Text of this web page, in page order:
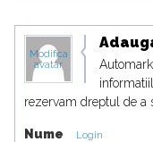
Modifica
avatar
rezervam dreptul de a
Nume Login